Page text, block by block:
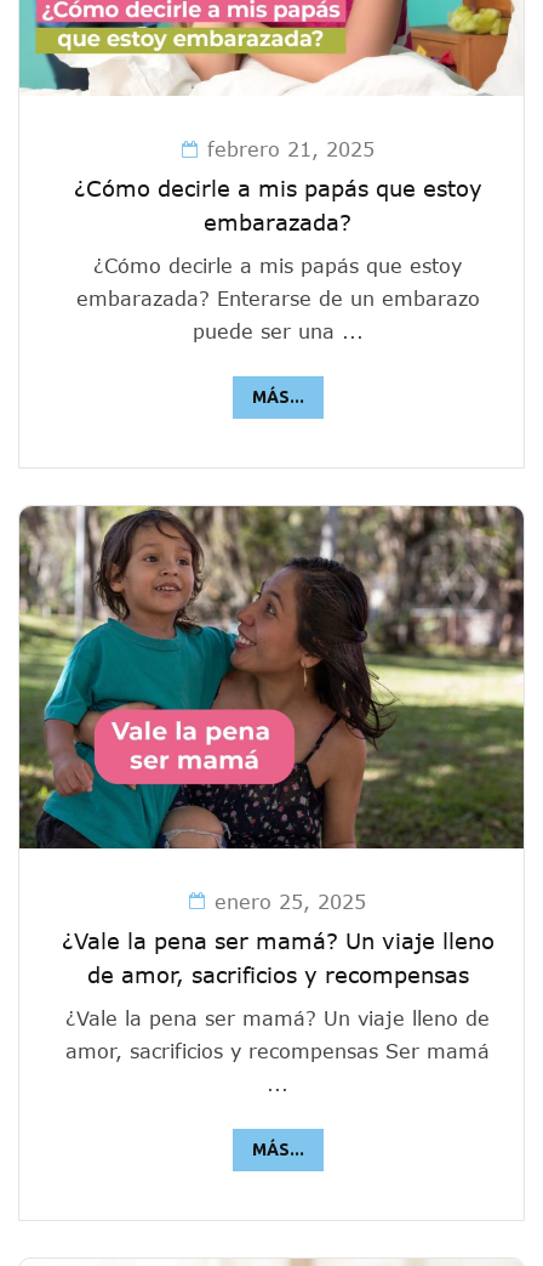
febrero 21, 2025
¿Cómo decirle a mis papás que estoy
embarazada?
¿Cómo decirle a mis papás que estoy
embarazada? Enterarse de un embarazo
puede ser una ...
MÁS...
enero 25, 2025
¿Vale la pena ser mamá? Un viaje lleno
de amor, sacrificios y recompensas
¿Vale la pena ser mamá? Un viaje lleno de
amor, sacrificios y recompensas Ser mamá
MÁS...